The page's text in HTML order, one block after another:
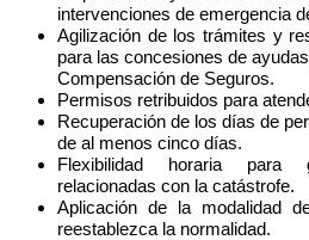
intervenciones de emergencia
Agilización de los trámites y
para las concesiones de
Compensación de Seguros.
Permisos retribuidos para
Recuperación de los días de
de al menos cinco días.
Flexibilidad horaria para
relacionadas con la catástrofe.
Aplicación de la modalidad
reestablezca la normalidad.